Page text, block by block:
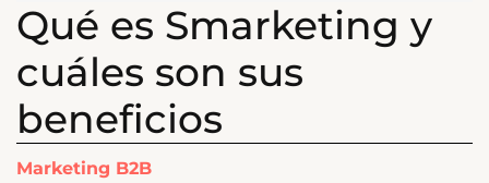
Qué es Smarketing y
cuáles son sus
beneficios
Marketing B2B